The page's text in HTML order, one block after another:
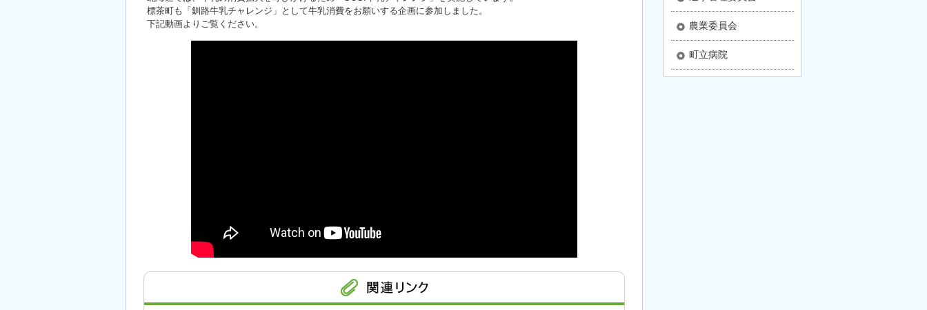
標茶町も「釧路牛乳チャレンジ」として牛乳消費をお願いする企画に参加しました。
下記動画よりご覧ください。
農業委員会
町立病院